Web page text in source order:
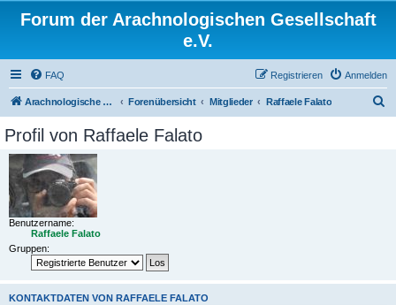
Forum der Arachnologischen Gesellschaft
e.V.
FAQ Anmelden
Registrieren
Arachnologische Gesellschaft e. V. Forenübersicht Mitglieder Raffaele Falato
Profil von Raffaele Falato
Benutzername:
Raffaele Falato
Gruppen:
KONTAKTDATEN VON RAFFAELE FALATO